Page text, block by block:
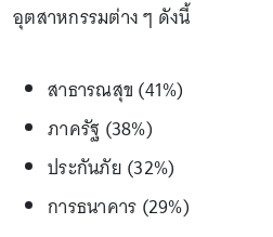
อุตสาหกรรมต่าง ๆ ดังนี้
สาธารณสุข (41%)
ภาครัฐ (38%)
ประกันภัย (32%)
การธนาคาร (29%)